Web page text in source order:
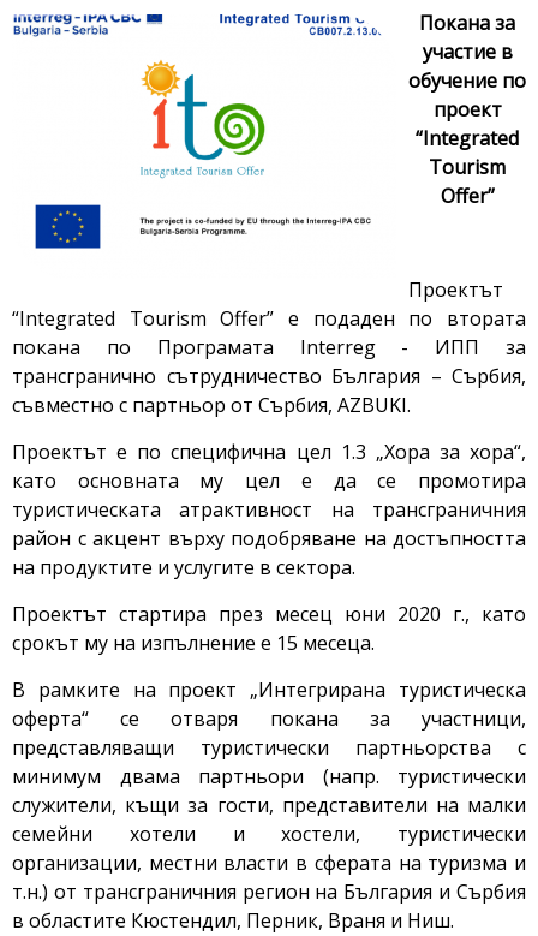
Покана за
участие в
обучение по
проект
“Integrated
Tourism
Offer”
Проектът
“Integrated Tourism Offer” е подаден по втората
покана по Програмата Interreg - ИПП за
трансгранично сътрудничество България – Сърбия,
съвместно с партньор от Сърбия, AZBUKI.
Проектът е по специфична цел 1.3 „Хора за хора“,
като основната му цел е да се промотира
туристическата атрактивност на трансграничния
район с акцент върху подобряване на достъпността
на продуктите и услугите в сектора.
Проектът стартира през месец юни 2020 г., като
срокът му на изпълнение е 15 месеца.
В рамките на проект „Интегрирана туристическа
оферта“ се отваря покана за участници,
представляващи туристически партньорства с
минимум двама партньори (напр. туристически
служители, къщи за гости, представители на малки
семейни хотели и хостели, туристически
организации, местни власти в сферата на туризма и
т.н.) от трансграничния регион на България и Сърбия
в областите Кюстендил, Перник, Враня и Ниш.